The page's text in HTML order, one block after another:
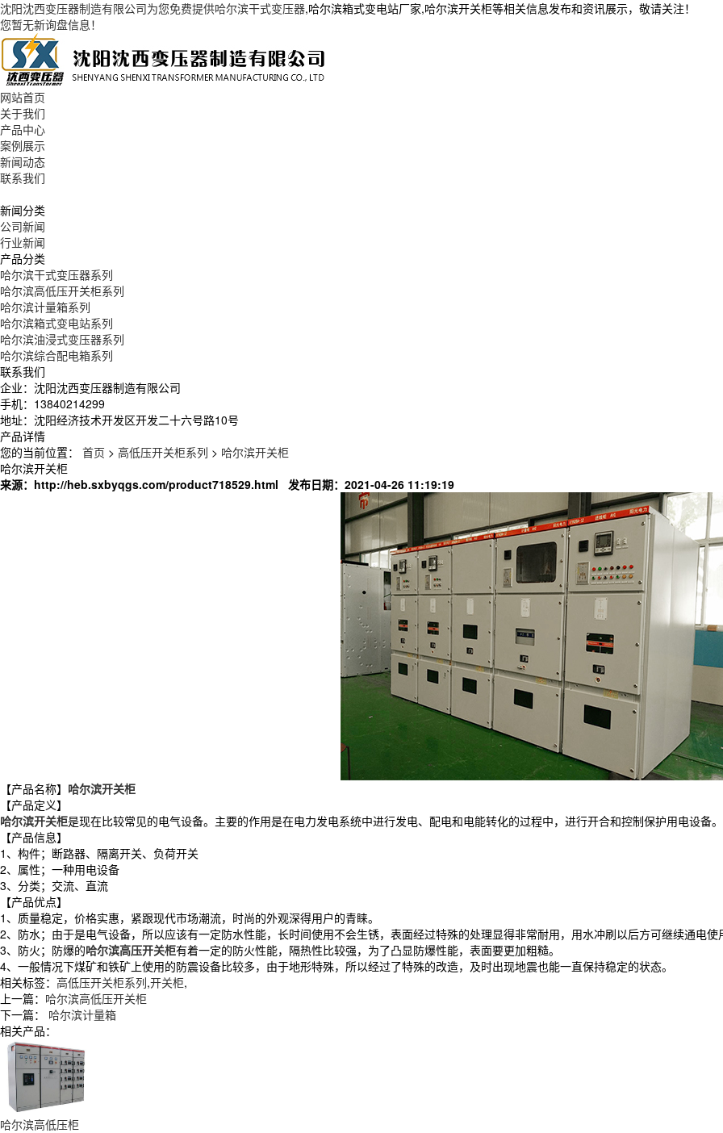
沈阳沈西变压器制造有限公司为您免费提供哈尔滨干式变压器,哈尔滨箱式变电站厂家,哈尔滨开关柜等相关信息发布和资讯展示，敬请关注！
您暂无新询盘信息！
网站首页
关于我们
产品中心
案例展示
新闻动态
联系我们
新闻分类
公司新闻
行业新闻
产品分类
哈尔滨干式变压器系列
哈尔滨高低压开关柜系列
哈尔滨计量箱系列
哈尔滨箱式变电站系列
哈尔滨油浸式变压器系列
哈尔滨综合配电箱系列
联系我们
企业：沈阳沈西变压器制造有限公司
手机：13840214299
地址：沈阳经济技术开发区开发二十六号路10号
产品详情
您的当前位置： 首页 > 高低压开关柜系列 > 哈尔滨开关柜
哈尔滨开关柜
来源： http://heb.sxbyqgs.com/product718529.html 发布日期：2021-04-26 11:19:19
【产品名称】 哈尔滨开关柜
【产品定义】
哈尔滨开关柜是现在比较常见的电气设备。主要的作用是在电力发电系统中进行发电、配电和电能转化的过程中，进行开合和控制保护用电设备。
【产品信息】
1、构件；断路器、隔离开关、负荷开关
2、属性；一种用电设备
3、分类；交流、直流
【产品优点】
1、质量稳定，价格实惠，紧跟现代市场潮流，时尚的外观深得用户的青睐。
2、防水；由于是电气设备，所以应该有一定防水性能，长时间使用不会生锈，表面经过特殊的处理显得非常耐用，用水冲刷以后方可继续通电使
3、防火；防爆的哈尔滨高压开关柜有着一定的防火性能，隔热性比较强，为了凸显防爆性能，表面要更加粗糙。
4、一般情况下煤矿和铁矿上使用的防震设备比较多，由于地形特殊，所以经过了特殊的改造，及时出现地震也能一直保持稳定的状态。
相关标签： 高低压开关柜系列,开关柜,
上一篇： 哈尔滨高低压开关柜
下一篇： 哈尔滨计量箱
相关产品：
哈尔滨高低压柜